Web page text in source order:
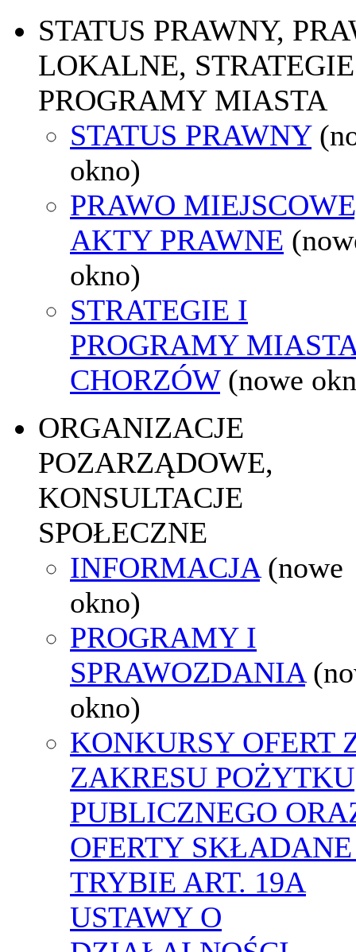
STATUS PRAWNY,
LOKALNE,
PROGRAMY MIASTA
STATUS PRAWNY
okno)
PRAWO
AKTY PRAWNE
okno)
STRATEGIE I
PROGRAMY
CHORZÓW (nowe
ORGANIZACJE
POZARZĄDOWE,
KONSULTACJE
SPOŁECZNE
INFORMACJA (nowe
okno)
PROGRAMY I
SPRAWOZDANIA
okno)
KONKURSY OFERT
ZAKRESU POŻYTKU
PUBLICZNEGO
OFERTY
TRYBIE ART. 19A
USTAWY O